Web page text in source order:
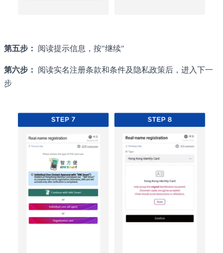
第五步： 阅读提示信息，按"继续"
第六步：
阅读实名注册条款和条件及隐私政策后，进入下一
步